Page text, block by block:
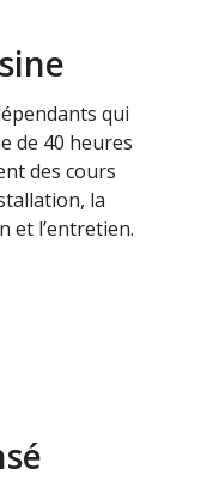
qui
de 40 heures
des cours
la
et l’entretien.